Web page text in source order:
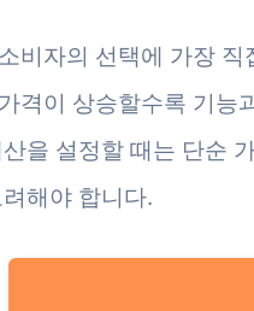
비자의 선택에 가장
격이 상승할수록 기능
을 설정할 때는 단순
해야 합니다.